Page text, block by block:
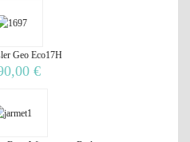
Geo Eco17H
€